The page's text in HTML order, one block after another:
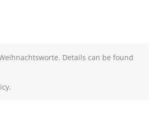
Details can be found